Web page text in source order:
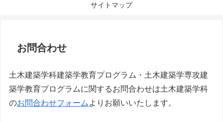
サイトマップ
お問合わせ
土木建築学科建築学教育プログラム・土木建築学専攻建
築学教育プログラムに関するお問合わせは土木建築学科
のお問合わせフォーム よりお願いいたします。